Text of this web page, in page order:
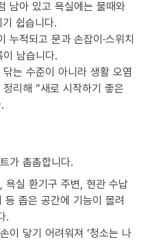
남아 있고 욕실에는 물때와
쉽습니다.
누적되고 문과 손잡이·스위치
남습니다.
는 수준이 아니라 생활 오염
리해 “새로 시작하기 좋은
가 촘촘합니다.
욕실 환기구 주변, 현관 수납
등 좁은 공간에 기능이 몰려
.
이 닿기 어려워져 ‘청소는 나